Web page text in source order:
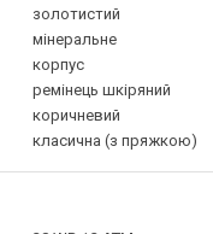
золотистий
мінеральне
корпус
ремінець шкіряний
коричневий
класична (з пряжкою)